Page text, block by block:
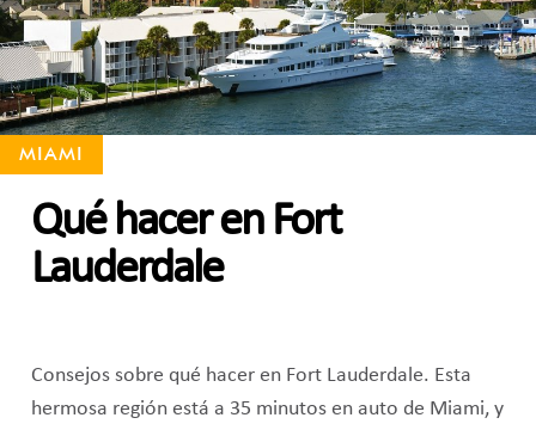
MIAMI
Qué hacer en Fort
Lauderdale
Consejos sobre qué hacer en Fort Lauderdale. Esta
hermosa región está a 35 minutos en auto de Miami, y